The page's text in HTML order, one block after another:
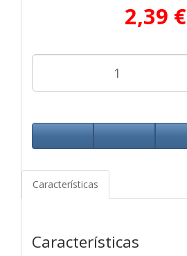
2,39 €
Características
Características